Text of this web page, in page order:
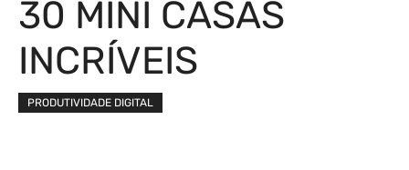
30 MINI CASAS
INCRÍVEIS
PRODUTIVIDADE DIGITAL